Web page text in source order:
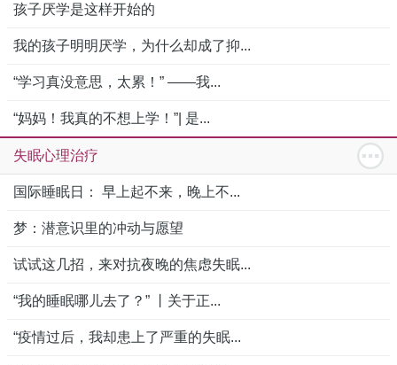
孩子厌学是这样开始的
我的孩子明明厌学，为什么却成了抑...
“学习真没意思，太累！” ——我...
“妈妈！我真的不想上学！”| 是...
失眠心理治疗
国际睡眠日： 早上起不来，晚上不...
梦：潜意识里的冲动与愿望
试试这几招，来对抗夜晚的焦虑失眠...
“我的睡眠哪儿去了？” 丨关于正...
“疫情过后，我却患上了严重的失眠...